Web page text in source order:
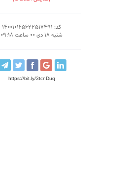
کد: 140010165622517491
شنبه 18 دی 00 ساعت 09:18
https://bit.ly/3tcnDuq